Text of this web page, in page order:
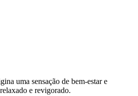
uma sensação de bem-estar e
e revigorado.